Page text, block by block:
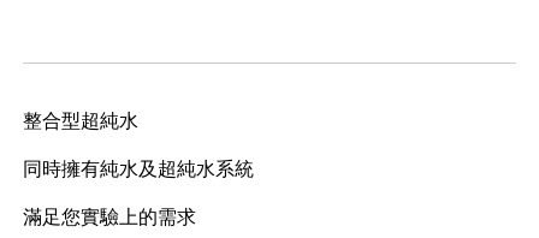
整合型超純水
同時擁有純水及超純水系統
滿足您實驗上的需求